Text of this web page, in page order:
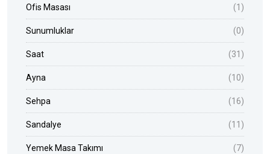
Ofis Masası (1)
Sunumluklar (0)
Saat (31)
Ayna (10)
Sehpa (16)
Sandalye (11)
Yemek Masa Takımı (7)